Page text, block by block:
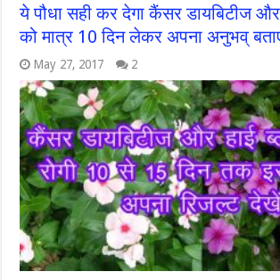
ये पौधा सही कर देगा कैंसर डायबिटीज
को मात्र 10 दिन लेकर अपना अनुभव्
May 27, 2017 2